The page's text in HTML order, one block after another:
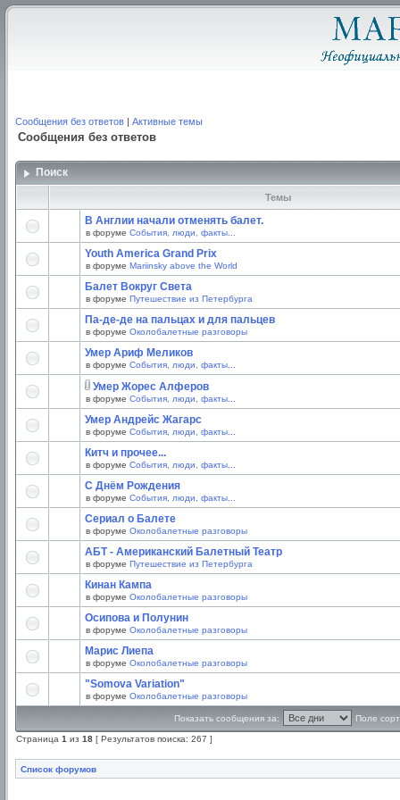
Сообщения без ответов | Активные темы
Сообщения без ответов
Поиск
Темы
В Англии начали отменять балет.
в форуме События, люди, факты...
Youth America Grand Prix
в форуме Mariinsky above the World
Балет Вокруг Света
в форуме Путешествие из Петербурга
Па-де-де на пальцах и для пальцев
в форуме Околобалетные разговоры
Умер Ариф Меликов
в форуме События, люди, факты...
Умер Жорес Алферов
в форуме События, люди, факты...
Умер Андрейс Жагарс
в форуме События, люди, факты...
Китч и прочее...
в форуме События, люди, факты...
С Днём Рождения
в форуме События, люди, факты...
Сериал о Балете
в форуме Околобалетные разговоры
АБТ - Американский Балетный Театр
в форуме Путешествие из Петербурга
Кинан Кампа
в форуме Околобалетные разговоры
Осипова и Полунин
в форуме Околобалетные разговоры
Марис Лиепа
в форуме Околобалетные разговоры
"Somova Variation"
в форуме Околобалетные разговоры
Показать сообщения за: Поле
Страница 1 из 18 [ Результатов поиска: 267 ]
Список форумов